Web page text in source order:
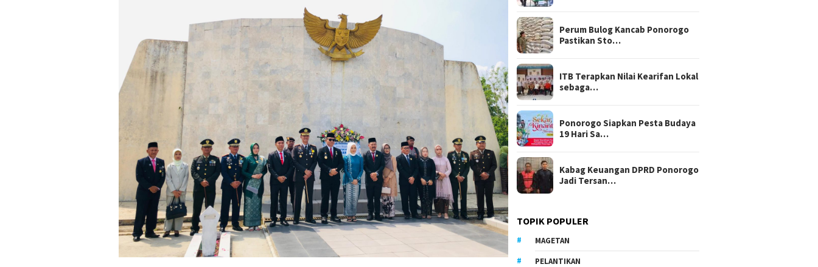
Perum Bulog Kancab Ponorogo
Pastikan Sto…
ITB Terapkan Nilai Kearifan Lokal
sebaga…
Ponorogo Siapkan Pesta Budaya
19 Hari Sa…
Kabag Keuangan DPRD Ponorogo
Jadi Tersan…
TOPIK POPULER
MAGETAN
PELANTIKAN